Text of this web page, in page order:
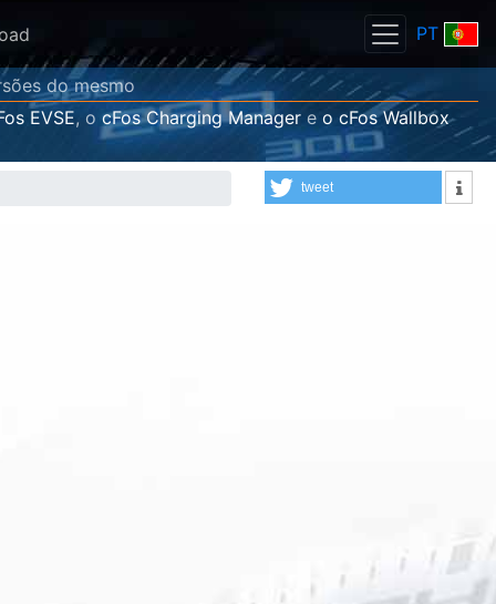
PT
do mesmo
EVSE, o cFos Charging Manager e o cFos Wallbox
tweet